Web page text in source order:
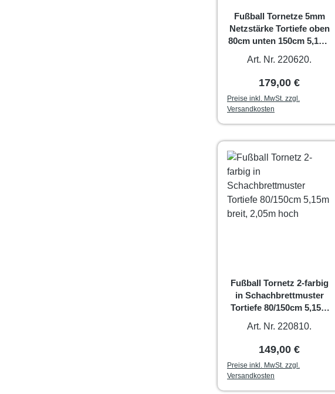
Fußball Tornetze 5mm
Netzstärke Tortiefe oben
80cm unten 150cm 5,15m
Art. Nr. 220620.
Regulärer Preis:
179,00 €
Preise inkl. MwSt. zzgl.
Versandkosten
Fußball Tornetz 2-farbig
in Schachbrettmuster
Tortiefe 80/150cm 5,15m
Art. Nr. 220810.
Regulärer Preis:
149,00 €
Preise inkl. MwSt. zzgl.
Versandkosten